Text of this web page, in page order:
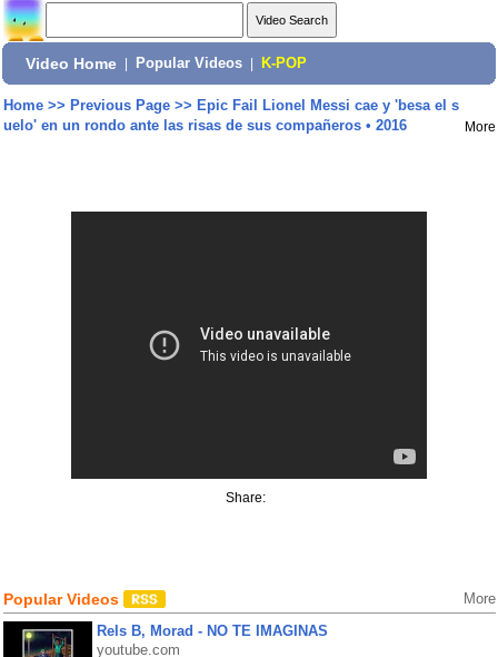
Video Home Popular Videos K-POP
Home>> Previous Page>> Epic Fail Lionel Messi cae y 'besa el s
uelo' en un rondo ante las risas de sus compañeros • 2016
More
Share:
Popular Videos More
Rels B, Morad - NO TE IMAGINAS
youtube.com